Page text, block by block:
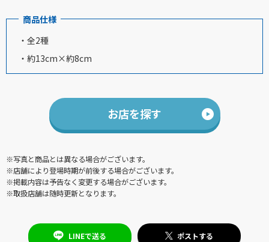
商品仕様
・全2種
・約13cm×約8cm
お店を探す
※写真と商品とは異なる場合がございます。
※店舗により登場時期が前後する場合がございます。
※掲載内容は予告なく変更する場合がございます。
※取扱店舗は随時更新となります。
LINEで送る ポストする